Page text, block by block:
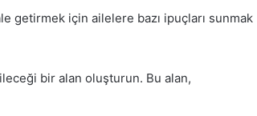
getirmek için ailelere bazı ipuçları sunmak
bir alan oluşturun. Bu alan,